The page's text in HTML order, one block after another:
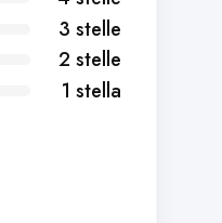
3 stelle
2 stelle
1 stella